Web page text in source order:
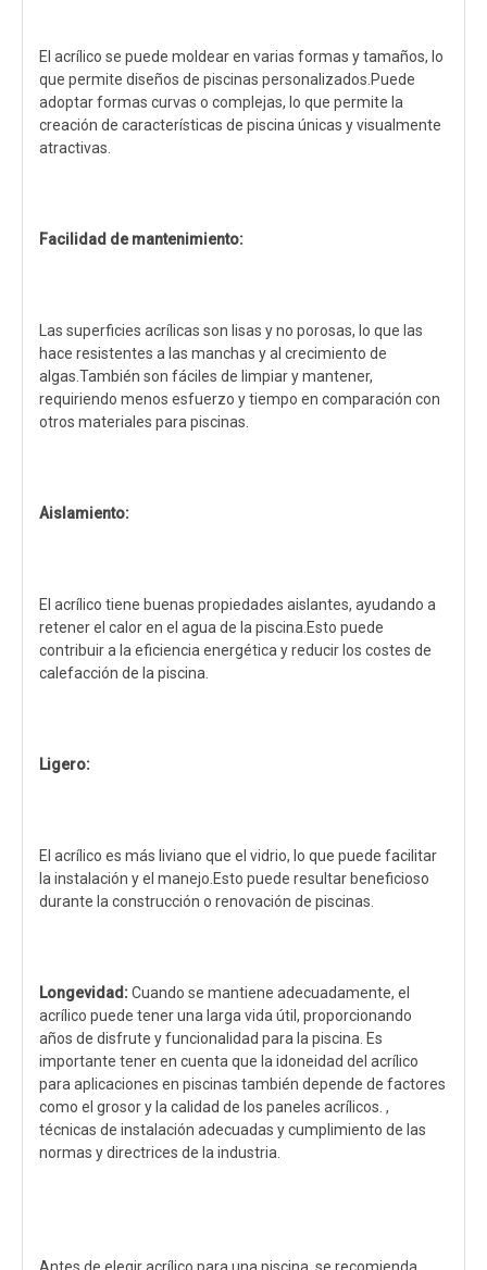
El acrílico se puede moldear en varias formas y tamaños, lo
que permite diseños de piscinas personalizados.Puede
adoptar formas curvas o complejas, lo que permite la
creación de características de piscina únicas y visualmente
atractivas.
Facilidad de mantenimiento:
Las superficies acrílicas son lisas y no porosas, lo que las
hace resistentes a las manchas y al crecimiento de
algas.También son fáciles de limpiar y mantener,
requiriendo menos esfuerzo y tiempo en comparación con
otros materiales para piscinas.
Aislamiento:
El acrílico tiene buenas propiedades aislantes, ayudando a
retener el calor en el agua de la piscina.Esto puede
contribuir a la eficiencia energética y reducir los costes de
calefacción de la piscina.
Ligero:
El acrílico es más liviano que el vidrio, lo que puede facilitar
la instalación y el manejo.Esto puede resultar beneficioso
durante la construcción o renovación de piscinas.
Longevidad:Cuando se mantiene adecuadamente, el
acrílico puede tener una larga vida útil, proporcionando
años de disfrute y funcionalidad para la piscina. Es
importante tener en cuenta que la idoneidad del acrílico
para aplicaciones en piscinas también depende de factores
como el grosor y la calidad de los paneles acrílicos. ,
técnicas de instalación adecuadas y cumplimiento de las
normas y directrices de la industria.